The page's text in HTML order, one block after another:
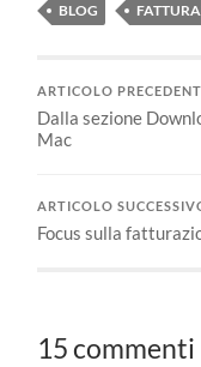
BLOG
ARTICOLO
Dalla sezione
Mac
ARTICOLO
Focus sulla
15 commenti